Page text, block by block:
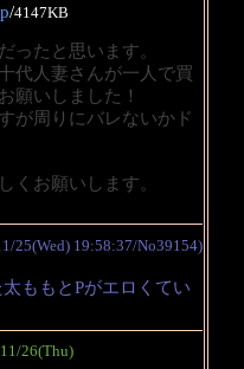
/4147KB
ったと思います。
代人妻さんが一人で買
願いしました！
が周りにバレないかド
くお願いします。
25(Wed) 19:58:37/No39154)
ももとPがエロくてい
26(Thu)